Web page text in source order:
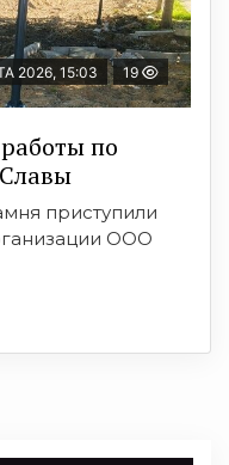
2026, 15:03 19
по
приступили
ООО